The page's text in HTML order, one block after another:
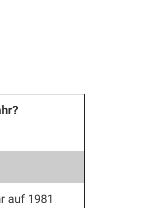
auf 1981